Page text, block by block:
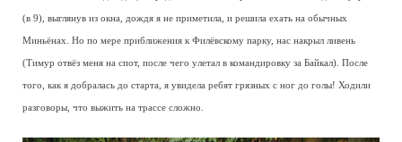
(в 9), выглянув из окна, дождя я не приметила, и решила ехать на обычных
Миньёнах. Но по мере приближения к Филёвскому парку, нас накрыл ливень
(Тимур отвёз меня на спот, после чего улетал в командировку за Байкал). После
того, как я добралась до старта, я увидела ребят грязных с ног до голы! Ходили
разговоры, что выжить на трассе сложно.